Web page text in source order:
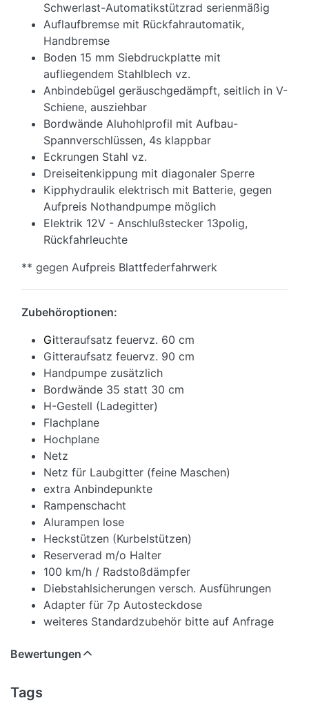
Schwerlast-Automatikstützrad serienmäßig
Auflaufbremse mit Rückfahrautomatik,
Handbremse
Boden 15 mm Siebdruckplatte mit
aufliegendem Stahlblech vz.
Anbindebügel geräuschgedämpft, seitlich in V-
Schiene, ausziehbar
Bordwände Aluhohlprofil mit Aufbau-
Spannverschlüssen, 4s klappbar
Eckrungen Stahl vz.
Dreiseitenkippung mit diagonaler Sperre
Kipphydraulik elektrisch mit Batterie, gegen
Aufpreis Nothandpumpe möglich
Elektrik 12V - Anschlußstecker 13polig,
Rückfahrleuchte
** gegen Aufpreis Blattfederfahrwerk
Zubehöroptionen:
Gitteraufsatz feuervz. 60 cm
Gitteraufsatz feuervz. 90 cm
Handpumpe zusätzlich
Bordwände 35 statt 30 cm
H-Gestell (Ladegitter)
Flachplane
Hochplane
Netz
Netz für Laubgitter (feine Maschen)
extra Anbindepunkte
Rampenschacht
Alurampen lose
Heckstützen (Kurbelstützen)
Reserverad m/o Halter
100 km/h / Radstoßdämpfer
Diebstahlsicherungen versch. Ausführungen
Adapter für 7p Autosteckdose
weiteres Standardzubehör bitte auf Anfrage
Bewertungen
Tags